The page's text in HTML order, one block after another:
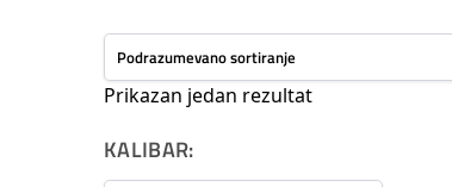
Prikazan jedan rezultat
KALIBAR: